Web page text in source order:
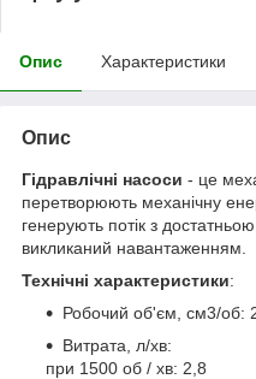
Опис Характеристики
Опис
Гідравлічні насоси - це
перетворюють механічну
генерують потік з
викликаний навантаженням.
Технічні характеристики:
Робочий об'єм, см3/об:
Витрата, л/хв:
при 1500 об / хв: 2,8